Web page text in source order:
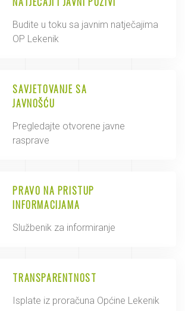
Budite u toku sa javnim natječajima
OP Lekenik
SAVJETOVANJE SA
JAVNOŠĆU
Pregledajte otvorene javne
rasprave
PRAVO NA PRISTUP
INFORMACIJAMA
Službenik za informiranje
TRANSPARENTNOST
Isplate iz proračuna Općine Lekenik